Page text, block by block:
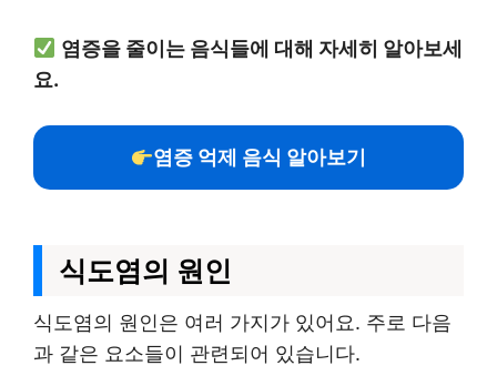
염증을 줄이는 음식들에 대해 자세히 알아보세
요.
염증 억제 음식 알아보기
식도염의 원인
식도염의 원인은 여러 가지가 있어요. 주로 다음
과 같은 요소들이 관련되어 있습니다.